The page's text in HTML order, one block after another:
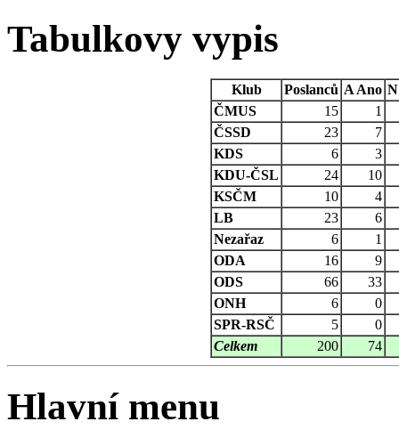
Tabulkovy vypis
Klub Poslanců A Ano N
ČMUS
15
1
ČSSD
23
7
KDS
6
3
KDU-ČSL
24
10
KSČM
10
4
LB
23
6
Nezařaz
6
1
ODA
16
9
ODS
66
33
ONH
6
0
SPR-RSČ
5
0
Celkem
200 74
Hlavní menu